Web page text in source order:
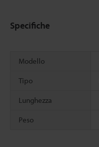
Specifiche
Modello
Tipo
Lunghezza
Peso